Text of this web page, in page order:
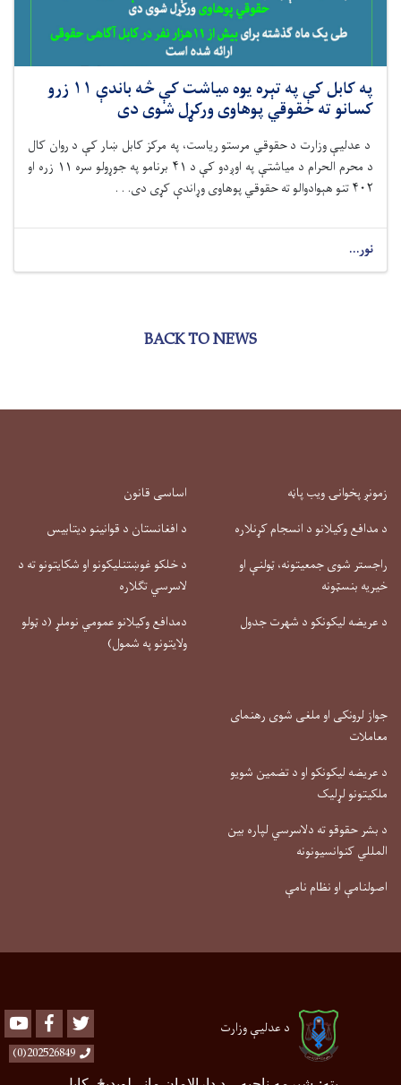
په کابل کې په تېره یوه میاشت کې څه باندې ۱۱ زرو
کسانو ته حقوقي پوهاوی ورکړل شوی دی
د عدلیې وزارت د حقوقي مرستو رياست، په مرکز کابل ښار کې د روان کال
د محرم الحرام د میاشتې په اوږدو کې د ۴۱ برنامو په جوړولو سره ۱۱ زره او
۴۰۲ تنو هېوادوالو ته حقوقي پوهاوی وړاندې کړی دی. . .
نور...
BACK TO NEWS
زمونږ پخوانۍ ویب پاڼه
د مدافع وکیلانو د انسجام کړنلاره
راجستر شوی جمعیتونه، ټولنې او
خیریه بنسټونه
د عریضه لیکونکو د شهرت جدول
اساسی قانون
د افغانستان د قوانینو دیتابیس
د خلکو غوښتنلیکونو او شکایتونو ته د
لاسرسي تګلاره
دمدافع وکیلانو عمومي نوملړ (د ټولو
ولایتونو په شمول)
جواز لرونکی او ملغی شوی رهنمای
معاملات
د عریضه لیکونکو او د تضمین شویو
ملکیتونو لړلیک
د بشر حقوقو ته دلاسرسي لپاره بین
المللي کنوانسیونونه
اصولنامې او نظام نامې
د عدلیې وزارت Youtube Facebook
202526849(0)